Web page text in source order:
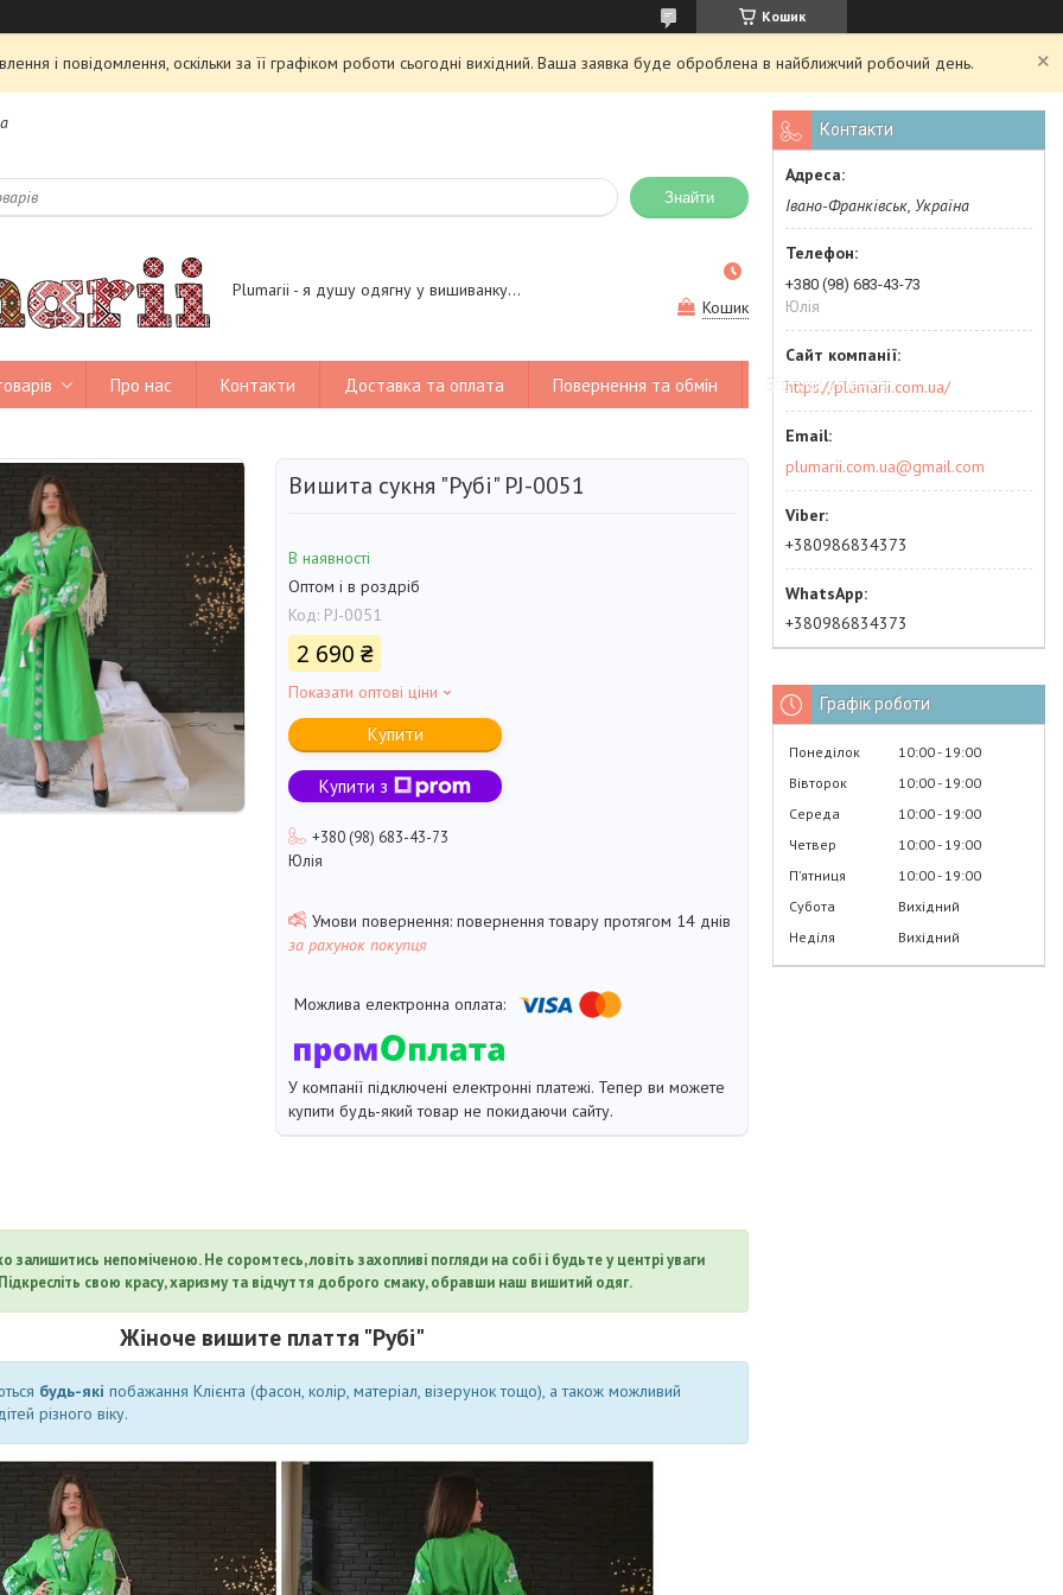
Кошик
і повідомлення, оскільки за її графіком роботи сьогодні вихідний. Ваша заявка буде оброблена в найближчий робочий день.
Знайти
Plumarii - я душу одягну у вишиванку...
Кошик
Про нас Контакти Доставка та оплата Повернення та обмін Відгуки клієнтів
Вишита сукня "Рубі" PJ-0051
В наявності
Оптом і в роздріб
Код: PJ-0051
2 690 ₴
Показати оптові ціни
Купити
Купити з
+380 (98) 683-43-73
Юлія
повернення товару протягом 14 днів
за рахунок покупця
У компанії підключені електронні платежі. Тепер ви можете
купити будь-який товар не покидаючи сайту.
залишитись непоміченою. Не соромтесь, ловіть захопливі погляди на собі і будьте у центрі уваги
свою красу, харизму та відчуття доброго смаку, обравши наш вишитий одяг.
Жіноче вишите плаття "Рубі"
будь-які побажання Клієнта (фасон, колір, матеріал, візерунок тощо), а також можливий
різного віку.
Контакти
Івано-Франківськ, Україна
+380 (98) 683-43-73
Юлія
https://plumarii.com.ua/
plumarii.com.ua@gmail.com
+380986834373
+380986834373
Графік роботи
Понеділок 10:00 19:00
Вівторок
10:00 19:00
Середа
10:00 19:00
Четвер
10:00 19:00
Пʼятниця
10:00 19:00
Субота
Вихідний
Неділя
Вихідний